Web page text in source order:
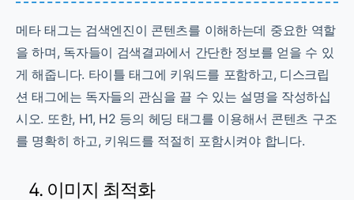
메타 태그는 검색엔진이 콘텐츠를 이해하는데 중요한 역할
을 하며, 독자들이 검색결과에서 간단한 정보를 얻을 수 있
게 해줍니다. 타이틀 태그에 키워드를 포함하고, 디스크립
션 태그에는 독자들의 관심을 끌 수 있는 설명을 작성하십
시오. 또한, H1, H2 등의 헤딩 태그를 이용해서 콘텐츠 구조
를 명확히 하고, 키워드를 적절히 포함시켜야 합니다.
4. 이미지 최적화